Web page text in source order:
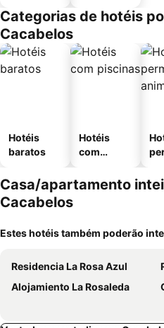
Categorias de hotéis
Cacabelos
Hotéis
baratos
Hotéis
com
Casa/apartamento
Cacabelos
Estes hotéis também poderão
Residencia La Rosa Azul
Alojamiento La Rosaleda